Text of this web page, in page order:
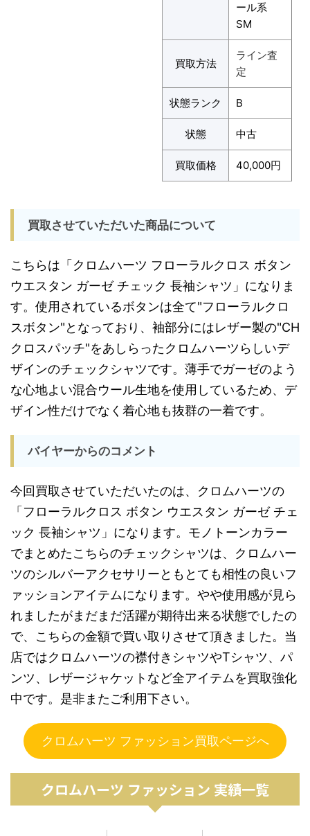
ール系
SM
買取方法
ライン査
定
状態ランク B
状態 中古
買取価格 40,000円
買取させていただいた商品について
こちらは「クロムハーツ フローラルクロス ボタン
ウエスタン ガーゼ チェック 長袖シャツ」になりま
す。使用されているボタンは全て"フローラルクロ
スボタン"となっており、袖部分にはレザー製の"CH
クロスパッチ"をあしらったクロムハーツらしいデ
ザインのチェックシャツです。薄手でガーゼのよう
な心地よい混合ウール生地を使用しているため、デ
ザイン性だけでなく着心地も抜群の一着です。
バイヤーからのコメント
今回買取させていただいたのは、クロムハーツの
「フローラルクロス ボタン ウエスタン ガーゼ チェ
ック 長袖シャツ」になります。モノトーンカラー
でまとめたこちらのチェックシャツは、クロムハー
ツのシルバーアクセサリーともとても相性の良いフ
ァッションアイテムになります。やや使用感が見ら
れましたがまだまだ活躍が期待出来る状態でしたの
で、こちらの金額で買い取りさせて頂きました。当
店ではクロムハーツの襟付きシャツやTシャツ、パ
ンツ、レザージャケットなど全アイテムを買取強化
中です。是非またご利用下さい。
クロムハーツ ファッション買取ページへ
クロムハーツ ファッション 実績一覧